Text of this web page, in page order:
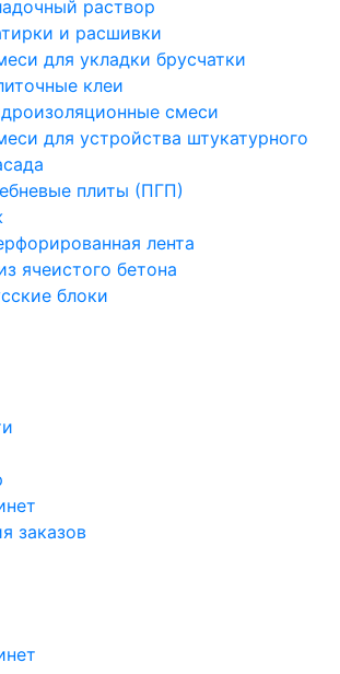
раствор
и расшивки
для укладки брусчатки
клеи
смеси
для устройства штукатурного
плиты (ПГП)
лента
ячеистого бетона
блоки
заказов